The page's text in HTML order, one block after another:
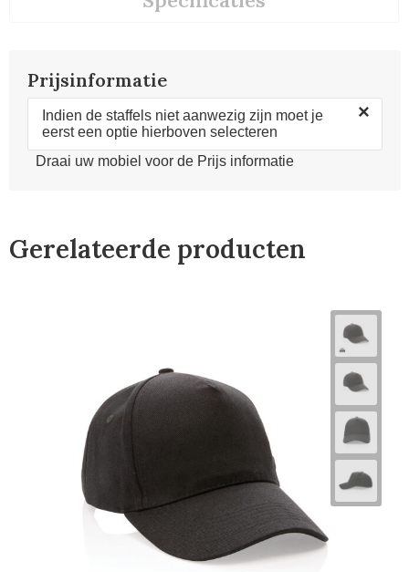
Prijsinformatie
Indien de staffels niet aanwezig zijn moet je
eerst een optie hierboven selecteren
×
Draai uw mobiel voor de Prijs informatie
Gerelateerde producten